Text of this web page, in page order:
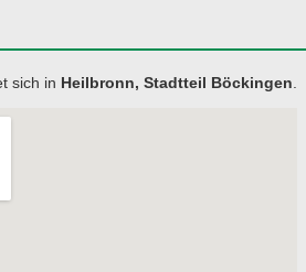
sich in Heilbronn, Stadtteil Böckingen.